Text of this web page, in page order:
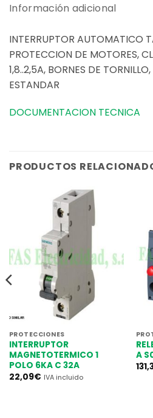
Información adicional
INTERRUPTOR AUTOMATICO
PROTECCION DE MOTORES,
1,8..2,5A, BORNES DE
ESTANDAR
DOCUMENTACION TECNICA
PRODUCTOS
PROTECCIONES
INTERRUPTOR
MAGNETOTERMICO 1
POLO 6KA C 32A
22,09€ IVA incluido
A